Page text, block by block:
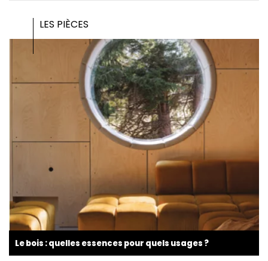
LES PIÈCES
Le bois : quelles essences pour quels usages ?